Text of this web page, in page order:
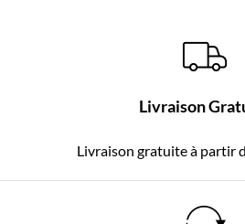
Livraison
Livraison gratuite à partir